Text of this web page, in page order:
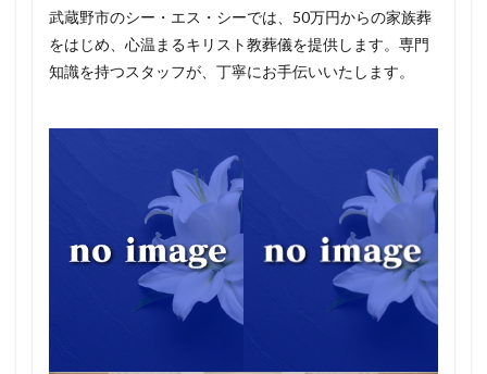
武蔵野市のシー・エス・シーでは、50万円からの家族葬
をはじめ、心温まるキリスト教葬儀を提供します。専門
知識を持つスタッフが、丁寧にお手伝いいたします。